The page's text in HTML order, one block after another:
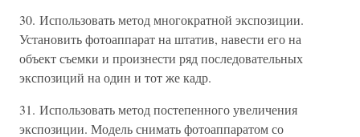
30. Использовать метод многократной экспозиции.
Установить фотоаппарат на штатив, навести его на
объект съемки и произнести ряд последовательных
экспозиций на один и тот же кадр.
31. Использовать метод постепенного увеличения
экспозиции. Модель снимать фотоаппаратом со